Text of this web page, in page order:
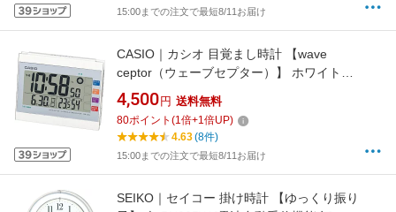
15:00までの注文で最短8/11お届け
CASIO｜カシオ 目覚まし時計 【wave
ceptor（ウェーブセプター）】 ホワイト
DQL220J7JF [デジタル /電波自動受信機能有]
[DQL220J7JF]
4,500 円 送料無料
80ポイント (1倍+1倍UP)
4.63(8件)
15:00までの注文で最短8/11お届け
SEIKO｜セイコー 掛け時計 【ゆっくり振り